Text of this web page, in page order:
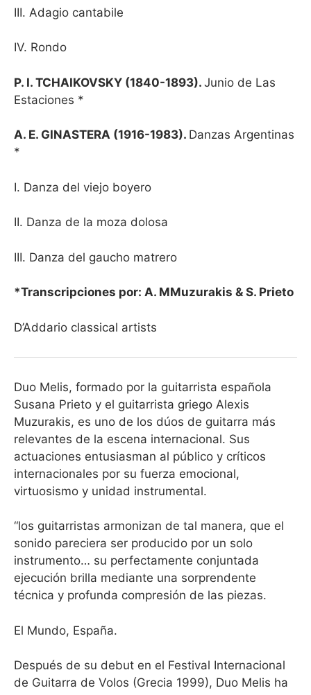
III. Adagio cantabile
IV. Rondo
P. I. TCHAIKOVSKY (1840-1893). Junio de Las
Estaciones *
A. E. GINASTERA (1916-1983). Danzas Argentinas
*
I. Danza del viejo boyero
II. Danza de la moza dolosa
III. Danza del gaucho matrero
*Transcripciones por: A. MMuzurakis & S. Prieto
D’Addario classical artists
Duo Melis, formado por la guitarrista española
Susana Prieto y el guitarrista griego Alexis
Muzurakis, es uno de los dúos de guitarra más
relevantes de la escena internacional. Sus
actuaciones entusiasman al público y críticos
internacionales por su fuerza emocional,
virtuosismo y unidad instrumental.
“los guitarristas armonizan de tal manera, que el
sonido pareciera ser producido por un solo
instrumento… su perfectamente conjuntada
ejecución brilla mediante una sorprendente
técnica y profunda compresión de las piezas.
El Mundo, España.
Después de su debut en el Festival Internacional
de Guitarra de Volos (Grecia 1999), Duo Melis ha